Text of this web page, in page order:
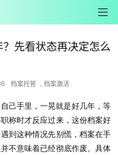
先看状态再决定怎么
档案托管 , 档案激活
己手里，一晃就是好几年，等
称时才反应过来，这份档案好
到这种情况先别慌，档案在手
不意味着已经彻底作废。具体